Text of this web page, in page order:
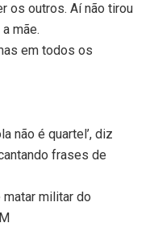
os outros. Aí não tirou
mãe.
em todos os
não é quartel’, diz
frases de
militar do